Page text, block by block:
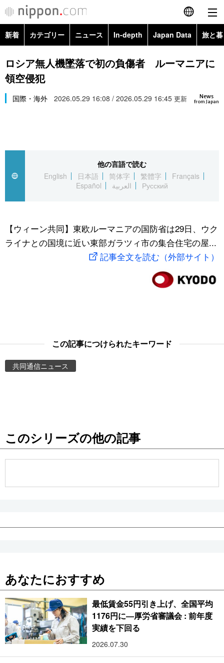
English
简体字
Русский
カテゴリー
経済・ビジネス
国際
文化
トップ
アーカイブ
In-depth
Japan Data
動画/Live
お知らせ
新着 カテゴリー ニュース In-depth Japan Data 旅と
政治・外交
経済・ビジネス
スポーツ・東京2020
Topics
ロシア無人機墜落で初の負傷者 ルーマニアに
領空侵犯
News
from Japan
国際・海外 2026.05.29 16:08 / 2026.05.29 16:45 更新
他の言語で読む
English
日本語 简体字 繁體字
Français
Español
العربية Русский
【ウィーン共同】東欧ルーマニアの国防省は29日、ウク
ライナとの国境に近い東部ガラツィ市の集合住宅の屋...
記事全文を読む（外部サイト）
この記事につけられたキーワード
共同通信ニュース
このシリーズの他の記事
あなたにおすすめ
最低賃金55円引き上げ、全国平均
1176円に―厚労省審議会 : 前年度
実績を下回る
2026.07.30